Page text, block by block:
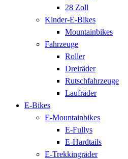
28 Zoll
Kinder-E-Bikes
Mountainbikes
Fahrzeuge
Roller
Dreiräder
Rutschfahrzeuge
Laufräder
E-Bikes
E-Mountainbikes
E-Fullys
E-Hardtails
E-Trekkingräder